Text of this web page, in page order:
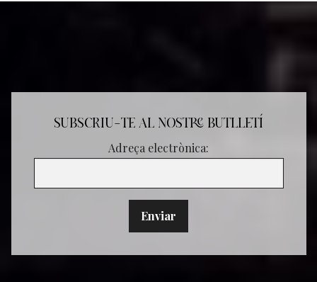
SUBSCRIU-TE AL NOSTRE BUTLLETÍ
Adreça electrònica: